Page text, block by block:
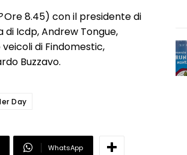
Ore 8.45) con il presidente di
di Icdp, Andrew Tongue,
di Findomestic,
Buzzavo.
Day
WhatsApp